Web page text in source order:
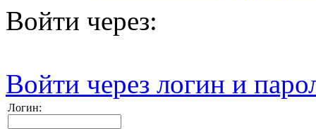
Войти через:
Войти через логин и
Логин: